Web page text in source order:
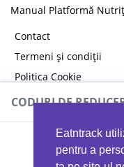
Eatntrack
pentru a
Manual Platformă
Contact
Termeni și condiții
Politica Cookie
Politica de
CODURI DE